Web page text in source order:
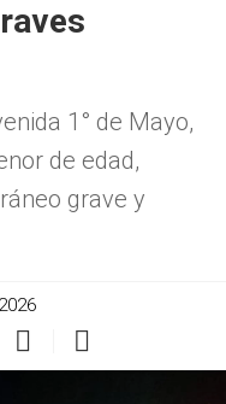
1° de Mayo,
de edad,
grave y